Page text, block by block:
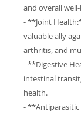
and overall
- **Joint
valuable ally
arthritis, and
- **Digestive
intestinal
health.
-